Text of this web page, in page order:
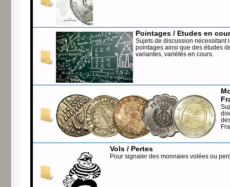
Pointages / Etudes en
Sujets de discussion nécessitant
pointages ainsi que des études
variantes, variétés en cours.
Vols / Pertes
Pour signaler des monnaies volées ou